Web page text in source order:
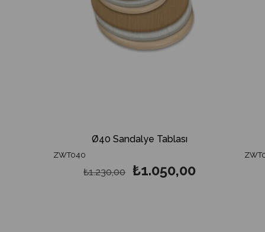
Ø40 Sandalye Tablası
₺1.050,00
₺1.230,00
Ø34